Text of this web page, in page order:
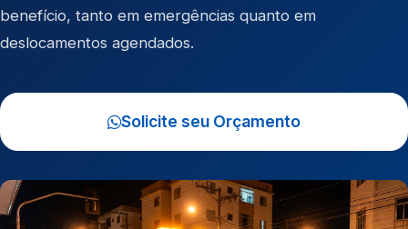
benefício, tanto em emergências quanto em
deslocamentos agendados.
Solicite seu Orçamento